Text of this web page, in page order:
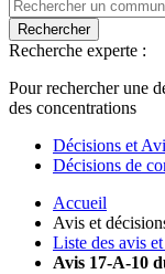
Rechercher
Recherche experte :
Pour rechercher une
des concentrations
Décisions et
Décisions de
Accueil
Avis et
Liste des avis
Avis 17-A-10